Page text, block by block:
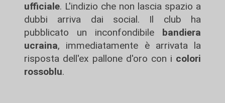
ufficiale. L'indizio che non lascia spazio a
dubbi arriva dai social. Il club ha
pubblicato un inconfondibile bandiera
ucraina, immediatamente è arrivata la
risposta dell'ex pallone d'oro con i colori
rossoblu.